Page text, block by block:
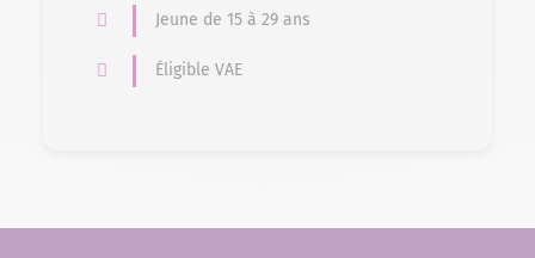
Jeune de 15 à 29 ans
Éligible VAE